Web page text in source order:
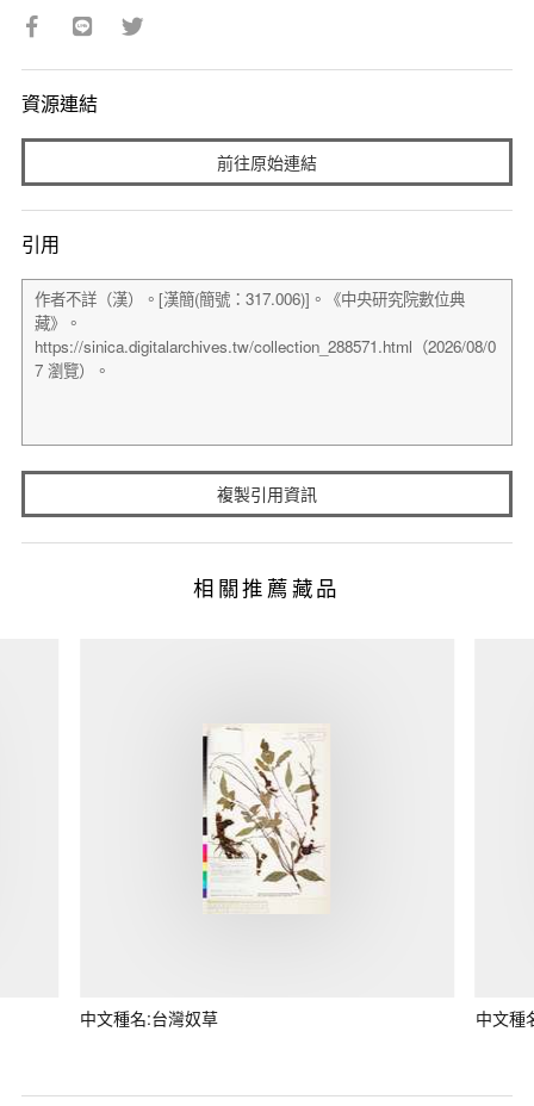
資源連結
前往原始連結
引用
複製引用資訊
相關推薦藏品
中文種名:台灣奴草 中文種